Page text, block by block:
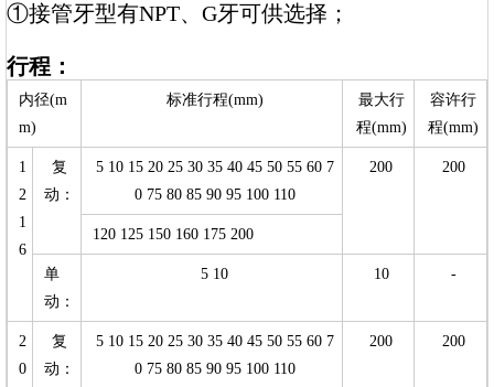
①接管牙型有NPT、G牙可供选择；
行程：
内径(m
m)
标准行程(mm)
最大行
程(mm)
容许行
程(mm)
1
2
1
6
复
动：
5 10 15 20 25 30 35 40 45 50 55 60 7
0 75 80 85 90 95 100 110
200 200
120 125 150 160 175 200
单
动：
5 10 10 -
2
0
复
动：
5 10 15 20 25 30 35 40 45 50 55 60 7
0 75 80 85 90 95 100 110
200 200